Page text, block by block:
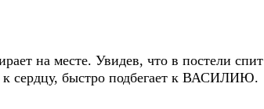
на месте. Увидев, что в постели спит
сердцу, быстро подбегает к ВАСИЛИЮ.